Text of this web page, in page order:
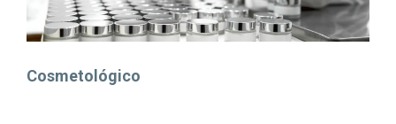
Cosmetológico